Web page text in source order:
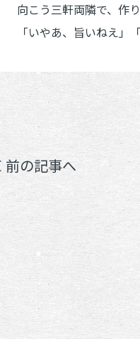
向こう三軒両隣で、作
「いやあ、旨いねえ」
前の記事へ